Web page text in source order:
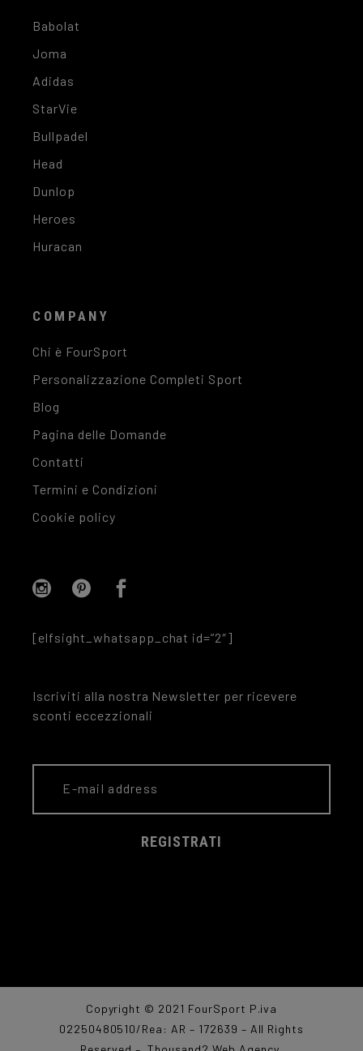
Babolat
Joma
Adidas
StarVie
Bullpadel
Head
Dunlop
Heroes
Huracan
COMPANY
Chi è FourSport
Personalizzazione Completi Sport
Blog
Pagina delle Domande
Contatti
Termini e Condizioni
Cookie policy
[elfsight_whatsapp_chat id=”2″]
Iscriviti alla nostra Newsletter per ricevere
sconti eccezzionali
REGISTRATI
Copyright © 2021 FourSport P.iva
02250480510/Rea: AR – 172639 – All Rights